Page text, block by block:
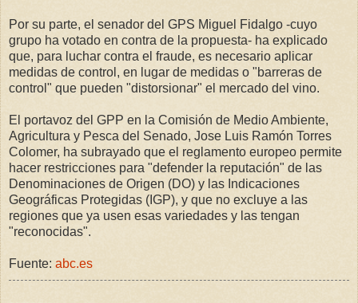
Por su parte, el senador del GPS Miguel Fidalgo -cuyo
grupo ha votado en contra de la propuesta- ha explicado
que, para luchar contra el fraude, es necesario aplicar
medidas de control, en lugar de medidas o "barreras de
control" que pueden "distorsionar" el mercado del vino.
El portavoz del GPP en la Comisión de Medio Ambiente,
Agricultura y Pesca del Senado, Jose Luis Ramón Torres
Colomer, ha subrayado que el reglamento europeo permite
hacer restricciones para "defender la reputación" de las
Denominaciones de Origen (DO) y las Indicaciones
Geográficas Protegidas (IGP), y que no excluye a las
regiones que ya usen esas variedades y las tengan
"reconocidas".
Fuente: abc.es